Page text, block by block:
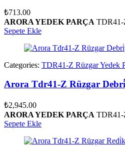
₺713.00
ARORA YEDEK PARÇA TDR41-
Sepete Ekle
Categories: TDR41-Z Rüzgar Yedek
Arora Tdr41-Z Rüzgar
₺2,945.00
ARORA YEDEK PARÇA TDR41-
Sepete Ekle